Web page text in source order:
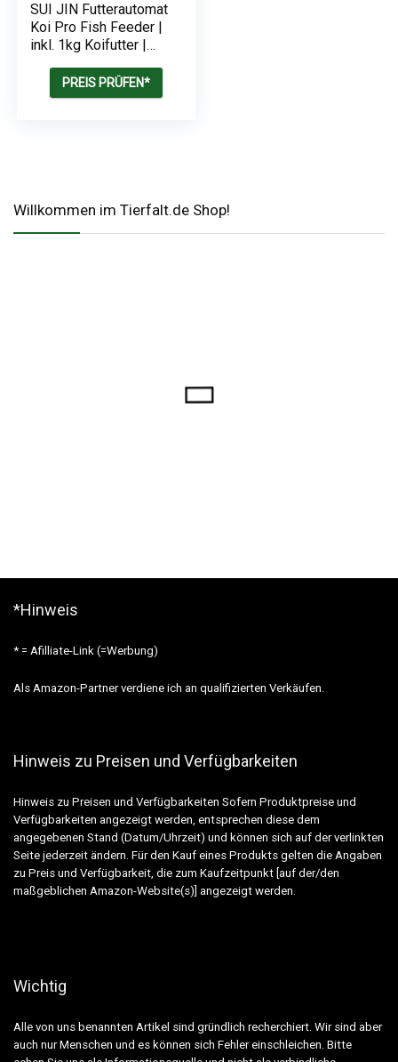
SUI JIN Futterautomat
Koi Pro Fish Feeder |
inkl. 1kg Koifutter |
Fischfutterautomat | 7
Liter
PREIS PRÜFEN*
Willkommen im Tierfalt.de Shop!
*Hinweis
* = Afilliate-Link (=Werbung)
Als Amazon-Partner verdiene ich an qualifizierten Verkäufen.
Hinweis zu Preisen und Verfügbarkeiten
Hinweis zu Preisen und Verfügbarkeiten Sofern Produktpreise und
Verfügbarkeiten angezeigt werden, entsprechen diese dem
angegebenen Stand (Datum/Uhrzeit) und können sich auf der verlinkten
Seite jederzeit ändern. Für den Kauf eines Produkts gelten die Angaben
zu Preis und Verfügbarkeit, die zum Kaufzeitpunkt [auf der/den
maßgeblichen Amazon-Website(s)] angezeigt werden.
Wichtig
Alle von uns benannten Artikel sind gründlich recherchiert. Wir sind aber
auch nur Menschen und es können sich Fehler einschleichen. Bitte